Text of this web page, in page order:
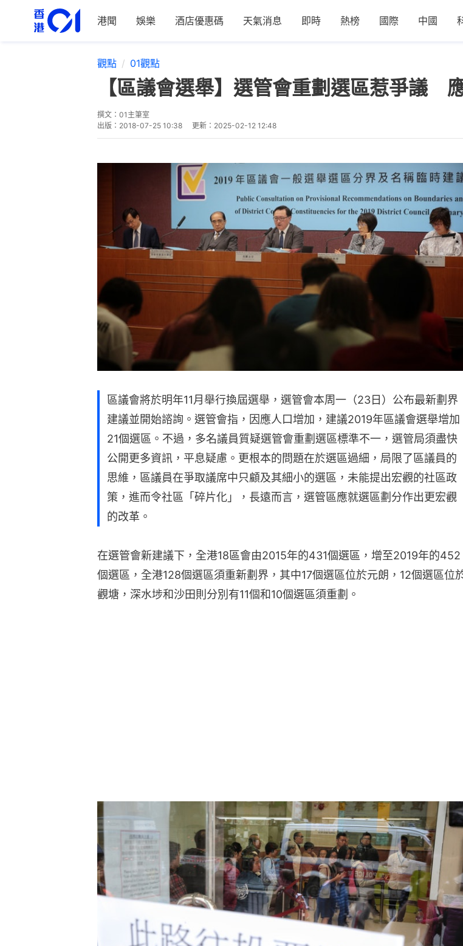
港聞 娛樂 酒店優惠碼 天氣消息 即時 熱榜 國際 中國
觀點 01觀點
【區議會選舉】選管會重劃選區惹爭議
撰文： 01主筆室
出版： 2018-07-25 10:38 更新： 2025-02-12 12:48
區議會將於明年11月舉行換屆選舉，選管會本周一（23日）公布最新劃界
建議並開始諮詢。選管會指，因應人口增加，建議2019年區議會選舉增加
21個選區。不過，多名議員質疑選管會重劃選區標準不一，選管局須盡快
公開更多資訊，平息疑慮。更根本的問題在於選區過細，局限了區議員的
思維，區議員在爭取議席中只顧及其細小的選區，未能提出宏觀的社區政
策，進而令社區「碎片化」，長遠而言，選管區應就選區劃分作出更宏觀
的改革。
在選管會新建議下，全港18區會由2015年的431個選區，增至2019年的452
個選區，全港128個選區須重新劃界，其中17個選區位於元朗，12個選區位
觀塘，深水埗和沙田則分別有11個和10個選區須重劃。